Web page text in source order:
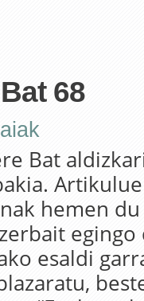
68
Bat
hemen
esaldi